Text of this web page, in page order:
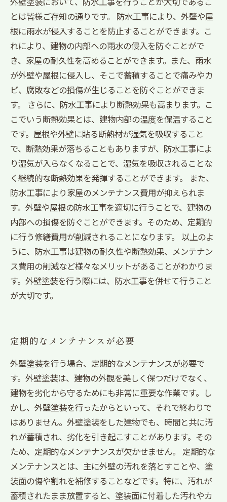
とは皆様ご存知の通りです。 防水工事により、外壁や屋
根に雨水が侵入することを防止することができます。こ
れにより、建物の内部への雨水の侵入を防ぐことがで
き、家屋の耐久性を高めることができます。また、雨水
が外壁や屋根に侵入し、そこで蓄積することで痛みやカ
ビ、腐敗などの損傷が生じることを防ぐことができま
す。 さらに、防水工事により断熱効果も高まります。こ
こでいう断熱効果とは、建物内部の温度を保温すること
です。屋根や外壁に貼る断熱材が湿気を吸収すること
で、断熱効果が落ちることもありますが、防水工事によ
り湿気が入らなくなることで、湿気を吸収されることな
く継続的な断熱効果を発揮することができます。 また、
防水工事により家屋のメンテナンス費用が抑えられま
す。外壁や屋根の防水工事を適切に行うことで、建物の
内部への損傷を防ぐことができます。そのため、定期的
に行う修繕費用が削減されることになります。 以上のよ
うに、防水工事は建物の耐久性や断熱効果、メンテナン
ス費用の削減など様々なメリットがあることがわかりま
す。外壁塗装を行う際には、防水工事を併せて行うこと
が大切です。
定期的なメンテナンスが必要
外壁塗装を行う場合、定期的なメンテナンスが必要で
す。外壁塗装は、建物の外観を美しく保つだけでなく、
建物を劣化から守るためにも非常に重要な作業です。し
かし、外壁塗装を行ったからといって、それで終わりで
はありません。外壁塗装をした建物でも、時間と共に汚
れが蓄積され、劣化を引き起こすことがあります。その
ため、定期的なメンテナンスが欠かせません。 定期的な
メンテナンスとは、主に外壁の汚れを落とすことや、塗
装面の傷や割れを補修することなどです。特に、汚れが
蓄積されたまま放置すると、塗装面に付着した汚れやカ